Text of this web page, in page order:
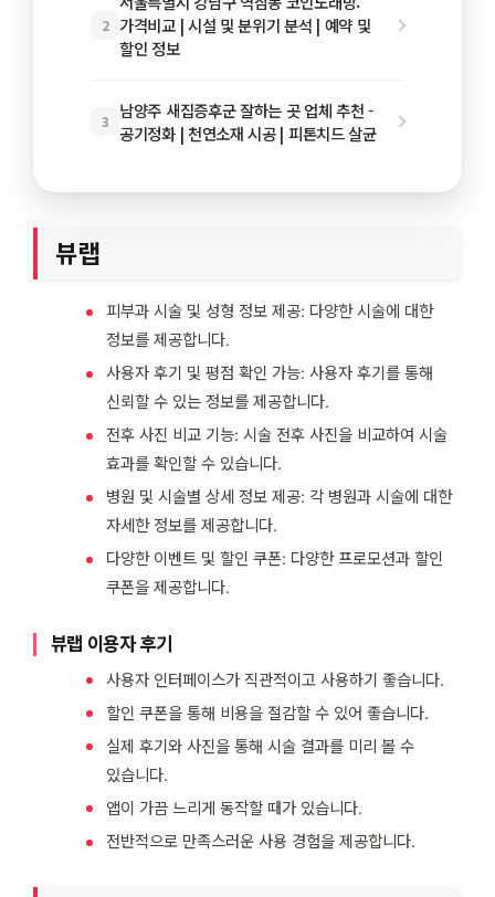
2
가격비교 | 시설 및 분위기 분석 | 예약 및
할인 정보
3
남양주 새집증후군 잘하는 곳 업체 추천 -
공기정화 | 천연소재 시공 | 피톤치드 살균
뷰랩
피부과 시술 및 성형 정보 제공: 다양한 시술에 대한
정보를 제공합니다.
사용자 후기 및 평점 확인 가능: 사용자 후기를 통해
신뢰할 수 있는 정보를 제공합니다.
전후 사진 비교 기능: 시술 전후 사진을 비교하여 시술
효과를 확인할 수 있습니다.
병원 및 시술별 상세 정보 제공: 각 병원과 시술에 대한
자세한 정보를 제공합니다.
다양한 이벤트 및 할인 쿠폰: 다양한 프로모션과 할인
쿠폰을 제공합니다.
뷰랩 이용자 후기
사용자 인터페이스가 직관적이고 사용하기 좋습니다.
할인 쿠폰을 통해 비용을 절감할 수 있어 좋습니다.
실제 후기와 사진을 통해 시술 결과를 미리 볼 수
있습니다.
앱이 가끔 느리게 동작할 때가 있습니다.
전반적으로 만족스러운 사용 경험을 제공합니다.